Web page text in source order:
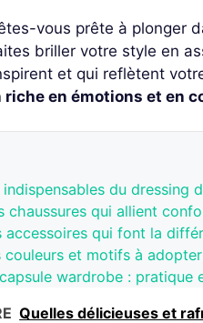
vous prête à plonger
briller votre style en
et qui reflètent
riche en émotions et en
indispensables du dressing
chaussures qui allient
accessoires qui font la
couleurs et motifs à adopter
wardrobe : pratique
Quelles délicieuses et